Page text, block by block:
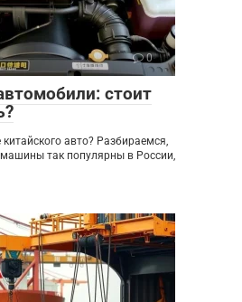
0
стоит
авто? Разбираемся,
машины так популярны в России,